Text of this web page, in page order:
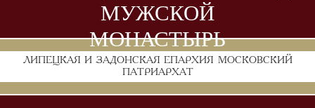
МУЖСКОЙ
МОНАСТЫРЬ
ЛИПЕЦКАЯ И ЗАДОНСКАЯ ЕПАРХИЯ МОСКОВСКИЙ
ПАТРИАРХАТ